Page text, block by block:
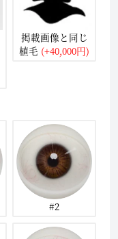
掲載画像と同じ
植毛 (+40,000円)
#2